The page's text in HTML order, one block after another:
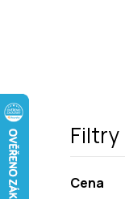
Filtry
Cena